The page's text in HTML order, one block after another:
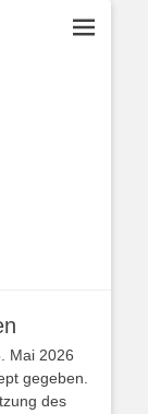
Mai 2026
gegeben.
des